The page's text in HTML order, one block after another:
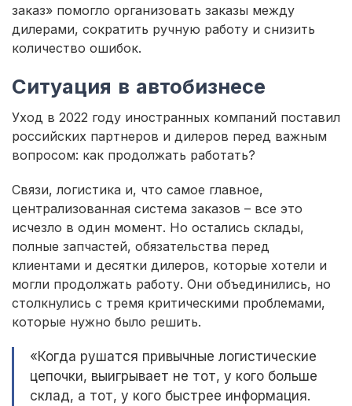
заказ» помогло организовать заказы между
дилерами, сократить ручную работу и снизить
количество ошибок.
Ситуация в автобизнесе
Уход в 2022 году иностранных компаний поставил
российских партнеров и дилеров перед важным
вопросом: как продолжать работать?
Связи, логистика и, что самое главное,
централизованная система заказов – все это
исчезло в один момент. Но остались склады,
полные запчастей, обязательства перед
клиентами и десятки дилеров, которые хотели и
могли продолжать работу. Они объединились, но
столкнулись с тремя критическими проблемами,
которые нужно было решить.
«Когда рушатся привычные логистические
цепочки, выигрывает не тот, у кого больше
склад, а тот, у кого быстрее информация.